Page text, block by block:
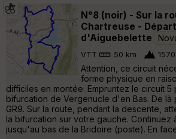
N°8 (noir) - Sur la
Chartreuse -
d'Aiguebelette
VTT 50 km
Attention, ce circuit
forme physique en
difficiles en montée. Empruntez le circuit 5
bifurcation de Vergenucle d'en Bas. De là
GR9. Sur la route, pendant la descente,
la bifurcation sur votre gauche. Continuez
jusqu'au bas de la Bridoire (poste). En